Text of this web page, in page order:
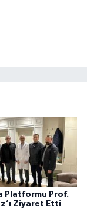
Platformu Prof.
Ziyaret Etti